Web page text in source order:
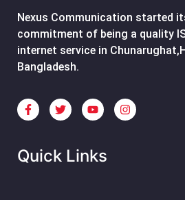
Nexus Communication started
commitment of being a quality
internet service in
Bangladesh.
Quick Links